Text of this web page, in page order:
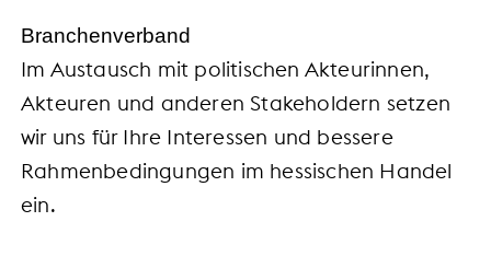
Branchenverband
Im Austausch mit politischen Akteurinnen,
Akteuren und anderen Stakeholdern setzen
wir uns für Ihre Interessen und bessere
Rahmenbedingungen im hessischen Handel
ein.